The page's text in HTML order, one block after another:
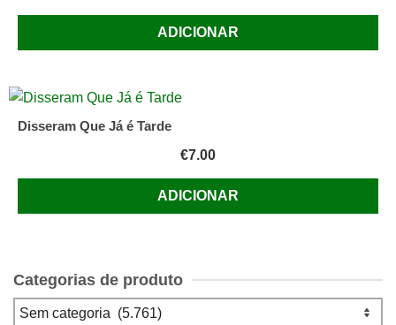
ADICIONAR
Disseram Que Já é Tarde
€7.00
ADICIONAR
Categorias de produto